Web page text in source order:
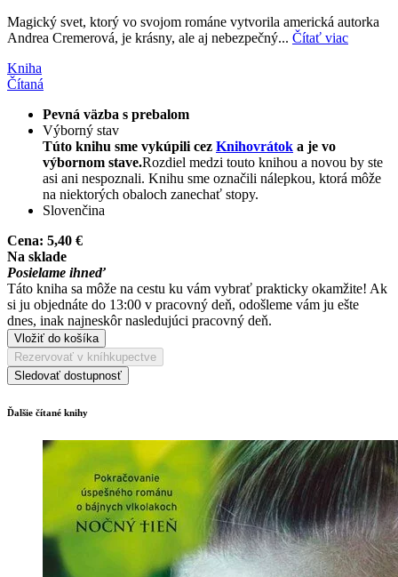
Magický svet, ktorý vo svojom románe vytvorila americká autorka
Andrea Cremerová, je krásny, ale aj nebezpečný... Čítať viac
Kniha
Čítaná
Pevná väzba s prebalom
Výborný stav
Túto knihu sme vykúpili cez Knihovrátok a je vo
výbornom stave.Rozdiel medzi touto knihou a novou by ste
asi ani nespoznali. Knihu sme označili nálepkou, ktorá môže
na niektorých obaloch zanechať stopy.
Slovenčina
Cena: 5,40 €
Na sklade
Posielame ihneď
Táto kniha sa môže na cestu ku vám vybrať prakticky okamžite! Ak
si ju objednáte do 13:00 v pracovný deň, odošleme vám ju ešte
dnes, inak najneskôr nasledujúci pracovný deň.
Vložiť do košíka
Rezervovať v kníhkupectve
Sledovať dostupnosť
Ďalšie čítané knihy